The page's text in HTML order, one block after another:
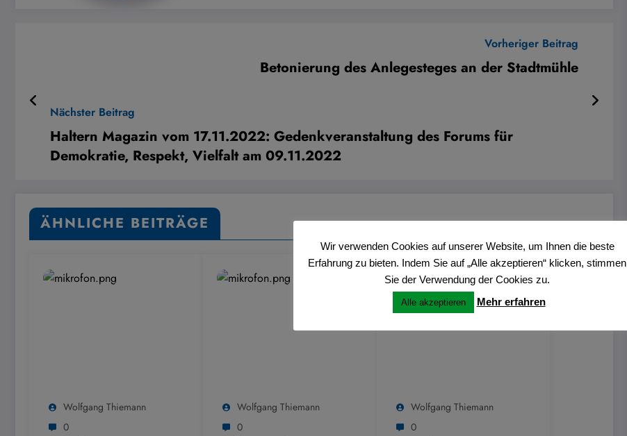
Vorheriger Beitrag
Betonierung des Anlegesteges an der Stadtmühle
Nächster Beitrag
Haltern Magazin vom 17.11.2022: Gedenkveranstaltung des Forums für
Demokratie, Respekt, Vielfalt am 09.11.2022
ÄHNLICHE BEITRÄGE
Wolfgang Thiemann
0
Wolfgang Thiemann
0
Wolfgang Thiemann
0
Wir verwenden Cookies auf unserer Website, um Ihnen die beste
Erfahrung zu bieten. Indem Sie auf „Alle akzeptieren“ klicken, stimmen
Sie der Verwendung der Cookies zu.
Alle akzeptieren Mehr erfahren